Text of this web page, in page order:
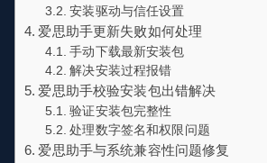
安装驱动与信任设置
爱思助手更新失败如何处理
手动下载最新安装包
解决安装过程报错
爱思助手校验安装包出错解决
验证安装包完整性
处理数字签名和权限问题
爱思助手与系统兼容性问题修复